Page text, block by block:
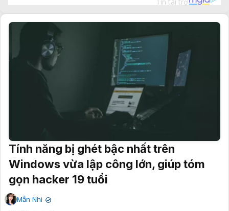
Tính năng bị ghét bậc nhất trên
Windows vừa lập công lớn, giúp tóm
gọn hacker 19 tuổi
Mẫn Nhi ✔
1 tháng trước